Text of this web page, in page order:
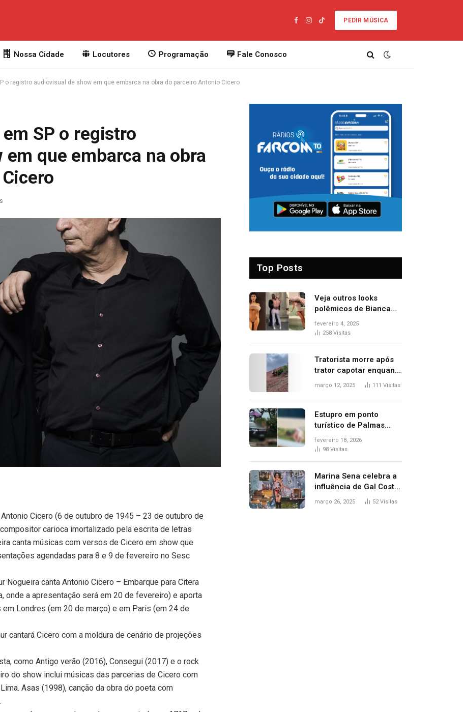
Facebook
Instagram
TikTok
PEDIR MÚSICA
Nossa Cidade Locutores Programação Fale Conosco
o registro audiovisual de show em que embarca na obra do parceiro Antonio Cicero
SP o registro
que embarca na obra
Cicero (6 de outubro de 1945 – 23 de outubro de
carioca imortalizado pela escrita de letras
canta músicas com versos de Cicero em show que
agendadas para 8 e 9 de fevereiro no Sesc
canta Antonio Cicero – Embarque para Citera
onde a apresentação será em 20 de fevereiro) e aporta
Londres (em 20 de março) e em Paris (em 24 de
cantará Cicero com a moldura de cenário de projeções
como Antigo verão (2016), Consegui (2017) e o rock
do show inclui músicas das parcerias de Cicero com
Asas (1998), canção da obra do poeta com
Top Posts
Veja outros looks
polêmicos de Bianca
Censori, esposa de
Kanye West que
fevereiro 4, 2025
258 Visitas
Tratorista morre após
trator capotar enquanto
removia vegetação em
março 12, 2025 111 Visitas
Estupro em ponto
turístico de Palmas
ocorreu em frente à
viatura e base de
fevereiro 18, 2026
98 Visitas
Marina Sena celebra a
influência de Gal Costa
na arte do álbum
março 26, 2025 52Visitas